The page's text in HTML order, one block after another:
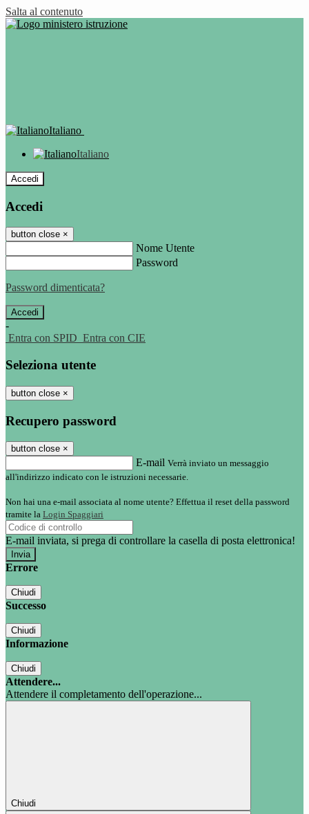
Salta al contenuto
Italiano
Italiano
Accedi
Accedi
button close ×
Nome Utente
Password
Password dimenticata?
-
Entra con SPID Entra con CIE
Seleziona utente
button close ×
Recupero password
button close ×
E-mail Verrà inviato un messaggio
all'indirizzo indicato con le istruzioni necessarie.
Non hai una e-mail associata al nome utente? Effettua il reset della password
tramite la Login Spaggiari
E-mail inviata, si prega di controllare la casella di posta elettronica!
Errore
Chiudi
Successo
Chiudi
Informazione
Chiudi
Attendere...
Attendere il completamento dell'operazione...
Chiudi